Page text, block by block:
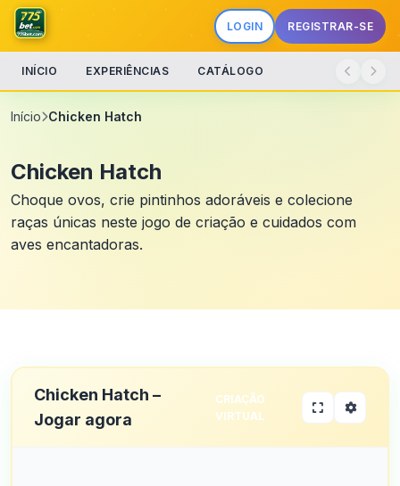
LOGIN REGISTRAR-SE
INÍCIO EXPERIÊNCIAS CATÁLOGO
Início Chicken Hatch
Chicken Hatch
Choque ovos, crie pintinhos adoráveis e colecione
raças únicas neste jogo de criação e cuidados com
aves encantadoras.
Chicken Hatch –
Jogar agora
CRIAÇÃO
VIRTUAL